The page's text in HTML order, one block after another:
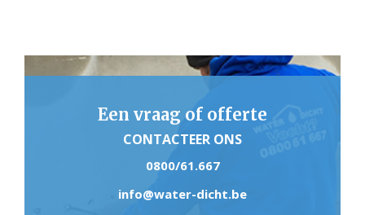
Een vraag of offerte
CONTACTEER ONS
0800/61.667
info@water-dicht.be